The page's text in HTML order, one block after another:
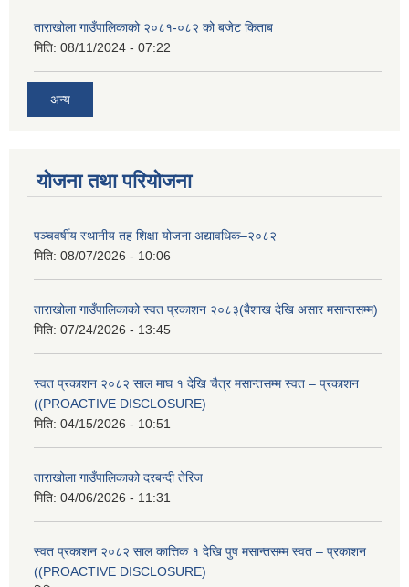
ताराखोला गाउँपालिकाको २०८१-०८२ को बजेट किताब
मिति: 08/11/2024 - 07:22
अन्य
योजना तथा परियोजना
पञ्चवर्षीय स्थानीय तह शिक्षा योजना अद्यावधिक–२०८२
मिति: 08/07/2026 - 10:06
ताराखोला गाउँपालिकाको स्वत प्रकाशन २०८३(बैशाख देखि असार मसान्तसम्म)
मिति: 07/24/2026 - 13:45
स्वत प्रकाशन २०८२ साल माघ १ देखि चैत्र मसान्तसम्म स्वत – प्रकाशन
((PROACTIVE DISCLOSURE)
मिति: 04/15/2026 - 10:51
ताराखोला गाउँपालिकाको दरबन्दी तेरिज
मिति: 04/06/2026 - 11:31
स्वत प्रकाशन २०८२ साल कात्तिक १ देखि पुष मसान्तसम्म स्वत – प्रकाशन
((PROACTIVE DISCLOSURE)